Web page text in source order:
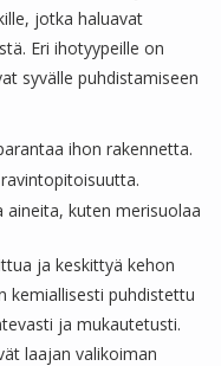
jotka haluavat
Eri ihotyypeille on
syvälle puhdistamiseen
ihon rakennetta.
aineita, kuten merisuolaa
ja keskittyä kehon
kemiallisesti puhdistettu
ja mukautetusti.
laajan valikoiman